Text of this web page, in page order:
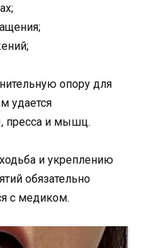
опору для
удается
пресса и мышц.
и укреплению
обязательно
с медиком.